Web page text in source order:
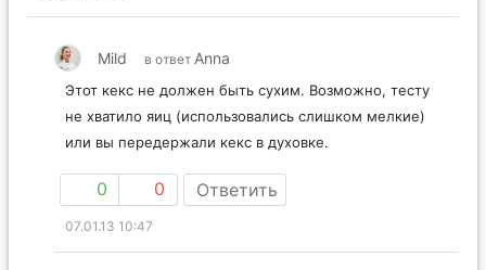
Mild в ответ Anna
Этот кекс не должен быть сухим. Возможно, тесту
не хватило яиц (использовались слишком мелкие)
или вы передержали кекс в духовке.
0 0 Ответить
07.01.13 10:47